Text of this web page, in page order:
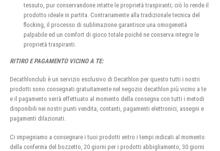
tessuto, pur conservandone intatte le proprietà traspiranti; ciò lo rende il
prodotto ideale in partita. Contrariamente alla tradizionale tecnica del
flocking, il processo di sublimazione garantisce una omogeneità
palpabile ed un comfort di gioco totale poiché ne conserva integre le
proprietà traspiranti.
RITIRO E PAGAMENTO VICINO A TE:
Decathlonclub è un servizio esclusivo di Decathlon per questo tutti i nostri
prodotti sono consegnati gratuitamente nel negozio decathlon più vicino a te
e il pagamento verrà effettuato al momento della consegna con tutti i metodi
disponibili nei nostri punti vendita, contanti, pagamenti elettronici, assegni e
pagamenti dilazionati.
Ci impegniamo a consegnare i tuoi prodotti entro i tempi indicati al momento
della conferma del bozzetto, 20 giorni per i prodotti abbigliamento, 30 giorni